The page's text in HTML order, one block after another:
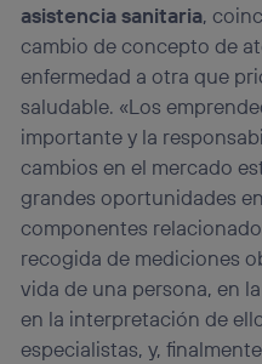
asistencia sanitaria,
cambio de concepto de
enfermedad a otra que
saludable. «Los
importante y la
cambios en el mercado
grandes oportunidades
componentes
recogida de mediciones
vida de una persona, en
en la interpretación de
especialistas, y,